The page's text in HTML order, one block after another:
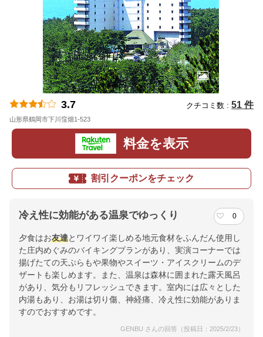
3.7 クチコミ数 : 51 件
山形県鶴岡市下川窪畑1-523
料金を表示
割引クーポンをチェック
冷え性に効能がある温泉でゆっくり 0
夕食はお友達とワイワイ楽しめる地元食材をふんだん使用し
た庄内めぐみのバイキングプランがあり、実演コーナーでは
揚げたての天ぷらもや果物やスイーツ・アイスクリームのデ
ザートも楽しめます。また、温泉は森林に囲まれた露天風呂
があり、気分もリフレッシュできます。室内には広々とした
内湯もあり、お湯は切り傷、神経痛、冷え性に効能がありま
すのでおすすめです。
GENBU さんの回答（投稿日：2025/2/23）